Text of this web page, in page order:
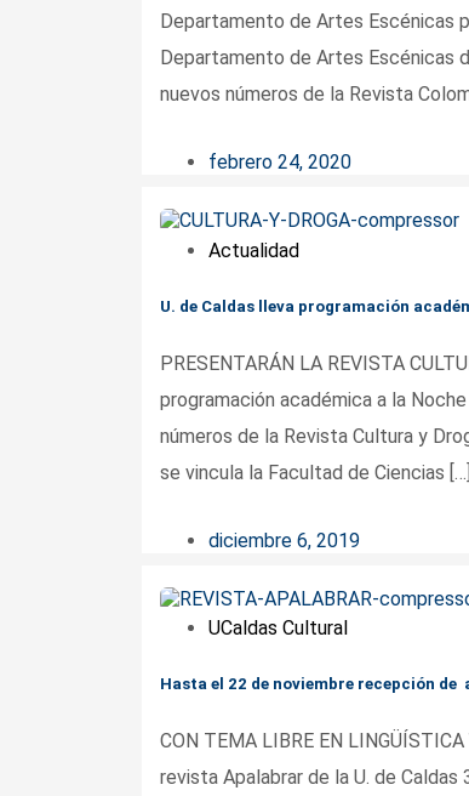
Departamento de Artes Escénicas
Departamento de Artes Escénicas
nuevos números de la Revista
febrero 24, 2020
Actualidad
U. de Caldas lleva programación
PRESENTARÁN LA REVISTA
programación académica a la
números de la Revista Cultura y
se vincula la Facultad de Ciencias […]
diciembre 6, 2019
UCaldas Cultural
Hasta el 22 de noviembre recepción
CON TEMA LIBRE EN
revista Apalabrar de la U. de